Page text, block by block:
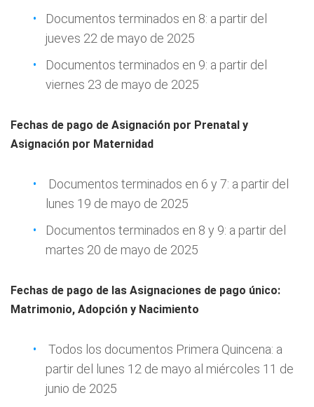
Documentos terminados en 8: a partir del
jueves 22 de mayo de 2025
Documentos terminados en 9: a partir del
viernes 23 de mayo de 2025
Fechas de pago de Asignación por Prenatal y
Asignación por Maternidad
Documentos terminados en 6 y 7: a partir del
lunes 19 de mayo de 2025
Documentos terminados en 8 y 9: a partir del
martes 20 de mayo de 2025
Fechas de pago de las Asignaciones de pago único:
Matrimonio, Adopción y Nacimiento
Todos los documentos Primera Quincena: a
partir del lunes 12 de mayo al miércoles 11 de
junio de 2025